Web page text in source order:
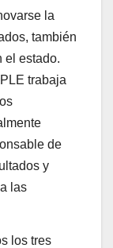
la
también
el estado.
trabaja
de
y
las
los tres